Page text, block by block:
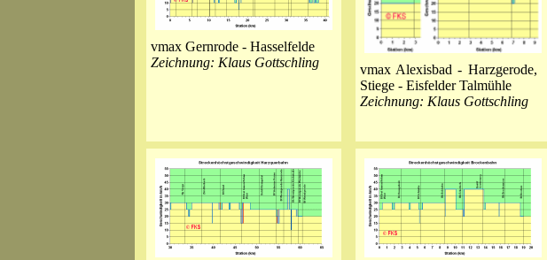
vmax Gernrode - Hasselfelde
Zeichnung: Klaus Gottschling
vmax Alexisbad - Harzgerode,
Stiege - Eisfelder Talmühle
Zeichnung: Klaus Gottschling